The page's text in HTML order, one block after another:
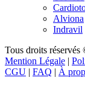
Alviona
Indravil
Tous droits
Mention Légale |
CGU | FAQ | À